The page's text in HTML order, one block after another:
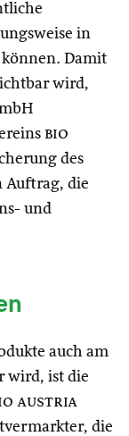
in
Damit
wird,
bio
des
Auftrag, die
und
auch am
wird, ist die
austria
die